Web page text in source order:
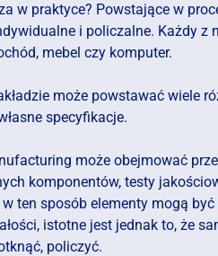
w praktyce? Powstające w
i policzalne. Każdy z
mebel czy komputer.
może powstawać wiele
specyfikacje.
może obejmować
komponentów, testy
ten sposób elementy mogą
istotne jest jednak to, że
policzyć.